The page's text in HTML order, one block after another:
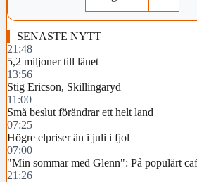
SENASTE NYTT
21:48
5,2 miljoner till länet
13:56
Stig Ericson, Skillingaryd
11:00
Små beslut förändrar ett helt land
07:25
Högre elpriser än i juli i fjol
07:00
"Min sommar med Glenn": På populärt
21:26